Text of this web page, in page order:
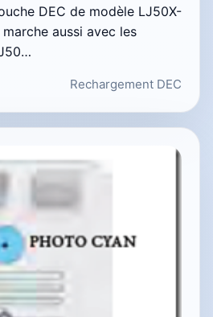
DEC de modèle LJ50X-
aussi avec les
Rechargement DEC